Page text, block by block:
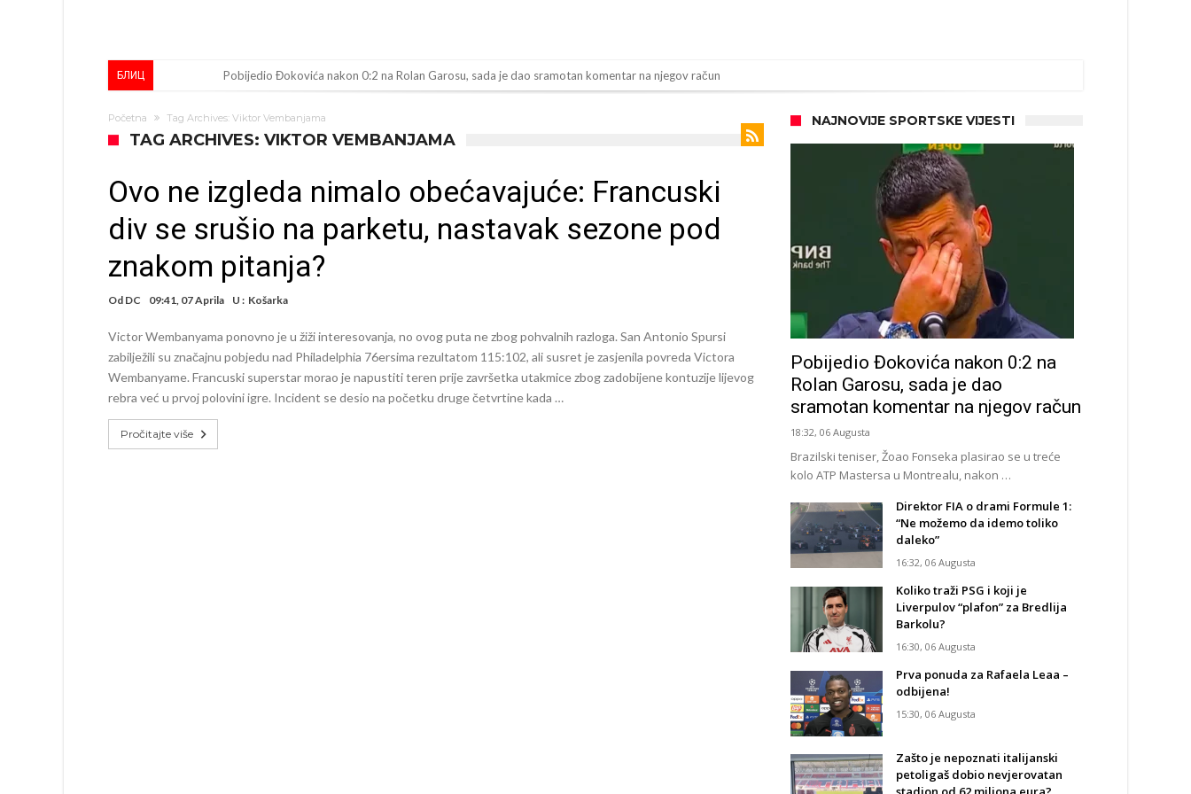
БЛИЦ Pobijedio Đokovića nakon 0:2 na Rolan Garosu, sada je dao sramotan komentar na njegov račun
Koliko traži PSG i koji je Liverpulov “plafon” za Bredlija Barkolu?
Zašto je nepoznati italijanski petoligaš dobio nevjerovatan stadion od 62 miliona eura?
Veliki udarac za Barcelonu: Junak finala Svjetskog prvenstva želi otići
Deco nije posjetio Madrid samo zbog Alvareza, Barcelona planira historijski transfer?
Kapiten slavnog kluba ubijen u napadu ispred svoje kuće, nacija zahtijeva pravdu.
GROM USMRTIO FUDBALERA: Velika tragedija! Povrijeđeno još 12 igrača!
Početna Tag Archives: Viktor Vembanjama
TAG ARCHIVES: VIKTOR VEMBANJAMA
Ovo ne izgleda nimalo obećavajuće: Francuski
div se srušio na parketu, nastavak sezone pod
znakom pitanja?
Od DC 09:41, 07 Aprila U : Košarka
Victor Wembanyama ponovno je u žiži interesovanja, no ovog puta ne zbog pohvalnih razloga. San Antonio Spursi
zabilježili su značajnu pobjedu nad Philadelphia 76ersima rezultatom 115:102, ali susret je zasjenila povreda Victora
Wembanyame. Francuski superstar morao je napustiti teren prije završetka utakmice zbog zadobijene kontuzije lijevog
rebra već u prvoj polovini igre. Incident se desio na početku druge četvrtine kada …
Pročitajte više
NAJNOVIJE SPORTSKE VIJESTI
Pobijedio Đokovića nakon 0:2 na
Rolan Garosu, sada je dao
sramotan komentar na njegov račun
18:32, 06 Augusta
Brazilski teniser, Žoao Fonseka plasirao se u treće
kolo ATP Mastersa u Montrealu, nakon …
Direktor FIA o drami Formule 1:
“Ne možemo da idemo toliko
daleko”
16:32, 06 Augusta
Koliko traži PSG i koji je
Liverpulov “plafon” za Bredlija
Barkolu?
16:30, 06 Augusta
Prva ponuda za Rafaela Leaa –
odbijena!
15:30, 06 Augusta
Zašto je nepoznati italijanski
petoligaš dobio nevjerovatan